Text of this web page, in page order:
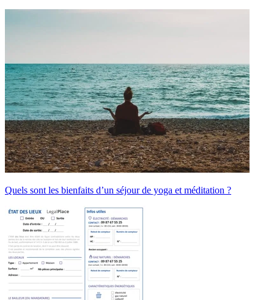
Quels sont les bienfaits d’un séjour de yoga et méditation ?